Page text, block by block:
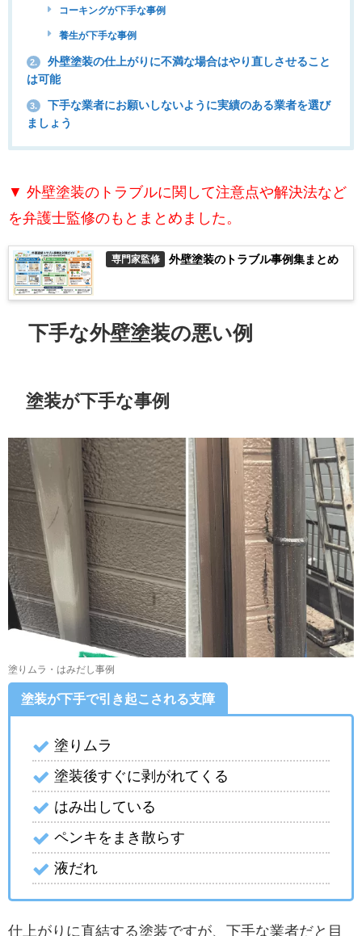
コーキングが下手な事例
養生が下手な事例
2.
外壁塗装の仕上がりに不満な場合はやり直しさせること
は可能
3.
下手な業者にお願いしないように実績のある業者を選び
ましょう
▼ 外壁塗装のトラブルに関して注意点や解決法など
を弁護士監修のもとまとめました。
専門家監修 外壁塗装のトラブル事例集まとめ
下手な外壁塗装の悪い例
塗装が下手な事例
塗りムラ・はみだし事例
塗装が下手で引き起こされる支障
塗りムラ
塗装後すぐに剥がれてくる
はみ出している
ペンキをまき散らす
液だれ
仕上がりに直結する塗装ですが、下手な業者だと目